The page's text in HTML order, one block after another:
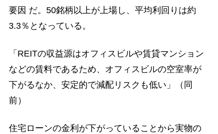
要因 だ。50銘柄以上が上場し、平均利回りは約
3.3％となっている。
「REITの収益源はオフィスビルや賃貸マンション
などの賃料であるため、オフィスビルの空室率が
下がるなか、安定的で減配リスクも低い」（同
前）
住宅ローンの金利が下がっていることから実物の